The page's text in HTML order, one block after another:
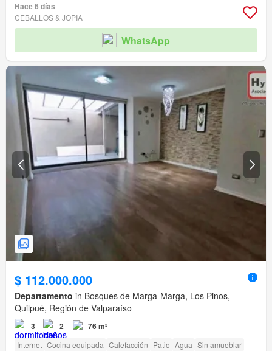
Hace 6 días
CEBALLOS & JOPIA
WhatsApp
$ 112.000.000
Departamento in Bosques de Marga-Marga, Los Pinos,
Quilpué, Región de Valparaíso
3 2 76 m²
Internet Cocina equipada Calefacción Patio Agua Sin amueblar